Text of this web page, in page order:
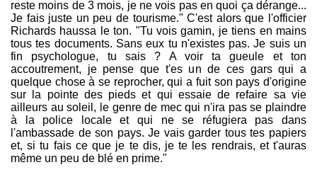
reste moins de 3 mois, je ne vois pas en quoi ça dérange...
Je fais juste un peu de tourisme." C'est alors que l'officier
Richards haussa le ton. "Tu vois gamin, je tiens en mains
tous tes documents. Sans eux tu n'existes pas. Je suis un
fin psychologue, tu sais ? A voir ta gueule et ton
accoutrement, je pense que t'es un de ces gars qui a
quelque chose à se reprocher, qui a fuit son pays d'origine
sur la pointe des pieds et qui essaie de refaire sa vie
ailleurs au soleil, le genre de mec qui n'ira pas se plaindre
à la police locale et qui ne se réfugiera pas dans
l'ambassade de son pays. Je vais garder tous tes papiers
et, si tu fais ce que je te dis, je te les rendrais, et t'auras
même un peu de blé en prime."